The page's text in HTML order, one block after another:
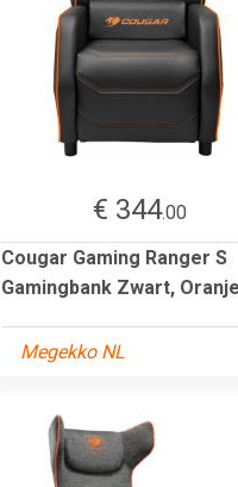
€ 344.00
Cougar Gaming Ranger S
Gamingbank Zwart, Oranje
Megekko NL